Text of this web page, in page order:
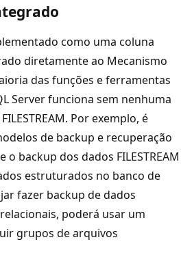
como uma coluna
diretamente ao Mecanismo
das funções e ferramentas
Server funciona sem nenhuma
Por exemplo, é
de backup e recuperação
o backup dos dados FILESTREAM
estruturados no banco de
fazer backup de dados
relacionais, poderá usar um
grupos de arquivos